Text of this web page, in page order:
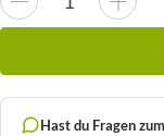
Hast du Fragen